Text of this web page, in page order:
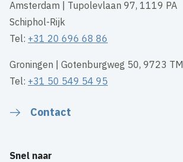
Amsterdam | Tupolevlaan 97, 1119 PA
Schiphol-Rijk
Tel: +31 20 696 68 86
Groningen | Gotenburgweg 50, 9723 TM
Tel: +31 50 549 54 95
Contact
Snel naar